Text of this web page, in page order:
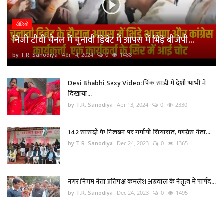
वीडियो
निजी टीवी चैनल में चुनावी डिबेट में आपस में भिड़े बीजेपी...
by T.R. Sanodiya Apr 14, 2024 0 1488
Desi Bhabhi Sexy Video: पिंक साड़ी में देशी भाभी ने
दिखाया...
by T.R. Sanodiya Apr 13, 2024 0 2330
142 सांसदों के निलंबन पर गर्मायी सियासत, कांग्रेस नेता...
by T.R. Sanodiya Dec 24, 2023 0 1365
नगर निगम नेता प्रतिपक्ष कमलेश अग्रवाल के नेतृत्व में पार्षद...
by T.R. Sanodiya Dec 24, 2023 0 1495